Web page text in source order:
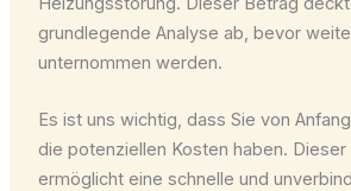
grundlegende Analyse ab, bevor
unternommen werden.
Es ist uns wichtig, dass Sie von
die potenziellen Kosten haben.
ermöglicht eine schnelle und